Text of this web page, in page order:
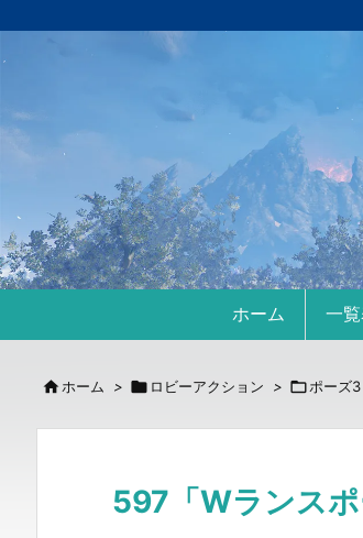
ホーム 一
 ホーム >  ロビーアクション > ポーズ3
597「Wランスポ